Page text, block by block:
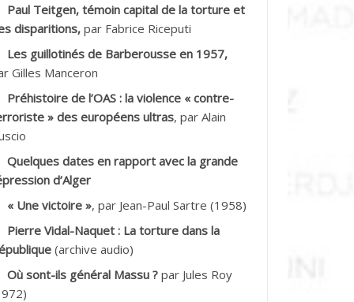
Ramdane *
Baghdad*
Boualem*
Rachid
Omar *
Vve AIT SAADA
Paul Teitgen, témoin capital de la torture et
disparitions, par Fabrice Riceputi
Les guillotinés de Barberousse en 1957,
Gilles Manceron
Préhistoire de l’OAS : la violence « contre-
» des européens ultras, par Alain
Quelques dates en rapport avec la grande
d’Alger
« Une victoire », par Jean-Paul Sartre (1958)
Pierre Vidal-Naquet : La torture dans la
(archive audio)
Où sont-ils général Massu ? par Jules Roy